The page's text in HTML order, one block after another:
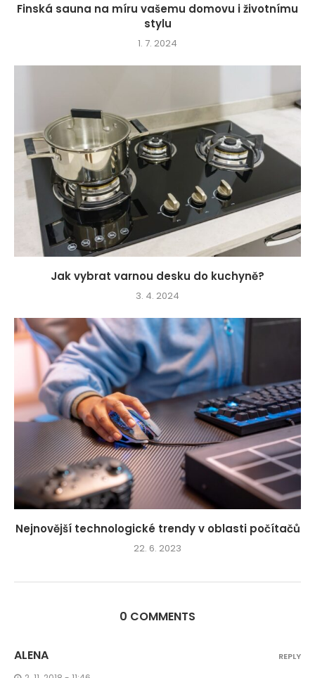
Finská sauna na míru vašemu domovu i životnímu
stylu
1. 7. 2024
Jak vybrat varnou desku do kuchyně?
3. 4. 2024
Nejnovější technologické trendy v oblasti počítačů
22. 6. 2023
0 COMMENTS
ALENA REPLY